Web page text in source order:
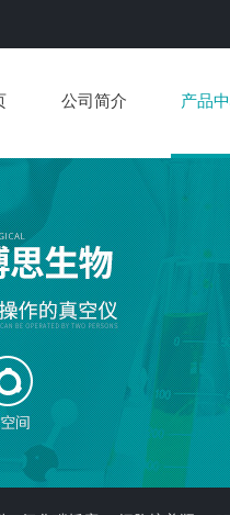
公司简介 产品